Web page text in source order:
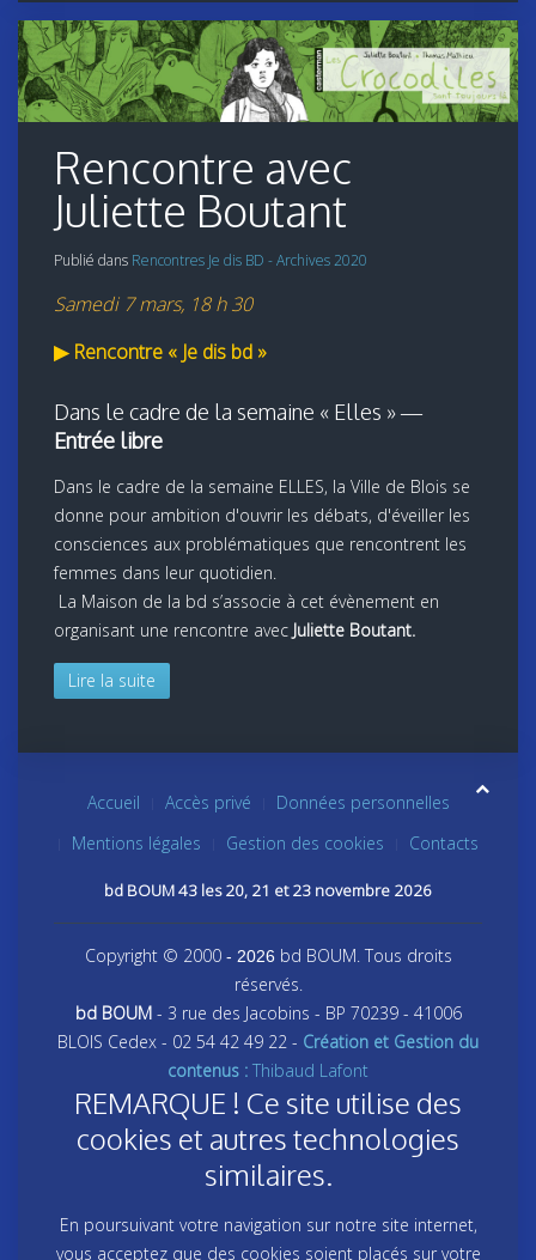
Rencontre avec
Juliette Boutant
Publié dans Rencontres Je dis BD - Archives 2020
Samedi 7 mars, 18 h 30
▶ Rencontre « Je dis bd »
Dans le cadre de la semaine « Elles » —
Entrée libre
Dans le cadre de la semaine ELLES, la Ville de Blois se
donne pour ambition d'ouvrir les débats, d'éveiller les
consciences aux problématiques que rencontrent les
femmes dans leur quotidien.
La Maison de la bd s’associe à cet évènement en
organisant une rencontre avec Juliette Boutant.
Lire la suite
Accueil Accès privé
Données personnelles
Mentions légales
Gestion des cookies Contacts
bd BOUM 43 les 20, 21 et 23 novembre 2026
Copyright © 2000- 2026 bd BOUM. Tous droits
réservés.
bd BOUM- 3 rue des Jacobins - BP 70239 - 41006
BLOIS Cedex - 02 54 42 49 22 - Création et Gestion du
contenus : Thibaud Lafont
REMARQUE ! Ce site utilise des
cookies et autres technologies
similaires.
En poursuivant votre navigation sur notre site internet,
vous acceptez que des cookies soient placés sur votre